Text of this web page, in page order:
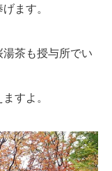
ます。
茶も授与所でい
すよ。